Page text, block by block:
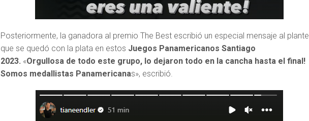
Posteriormente, la ganadora al premio The Best escribió un especial mensaje al plantel
que se quedó con la plata en estos Juegos Panamericanos Santiago
2023. «Orgullosa de todo este grupo, lo dejaron todo en la cancha hasta el final!
Somos medallistas Panamericanas», escribió.